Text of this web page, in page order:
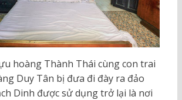
hoàng Thành Thái cùng con trai
Duy Tân bị đưa đi đày ra đảo
Dinh được sử dụng trở lại là nơi